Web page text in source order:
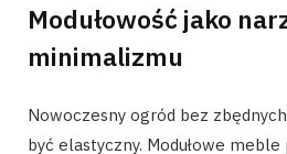
Modułowość jako
minimalizmu
Nowoczesny ogród bez
być elastyczny. Modułowe